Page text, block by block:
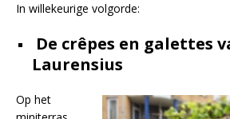
In willekeurige volgorde:
De crêpes en galettes
Laurensius
Op het